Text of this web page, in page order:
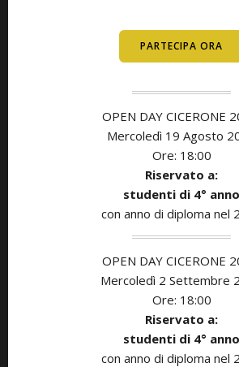
PARTECIPA ORA
OPEN DAY CICERONE
Mercoledì 19 Agosto
Ore: 18:00
Riservato a:
studenti di 4° anno
con anno di diploma nel
OPEN DAY CICERONE
Mercoledì 2 Settembre
Ore: 18:00
Riservato a:
studenti di 4° anno
con anno di diploma nel